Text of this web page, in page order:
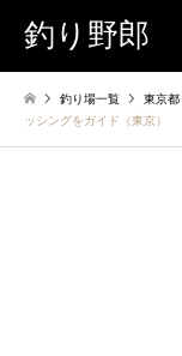
釣り野郎
釣り場一覧 東京都
ッシングをガイド（東京）